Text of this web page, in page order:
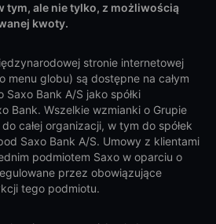
tym, ale nie tylko, z możliwością
kwoty.
stronie internetowej
menu globu) są dostępne na całym
Saxo Bank A/S jako spółki
Bank. Wszelkie wzmianki o Grupie
całej organizacji, w tym do spółek
Saxo Bank A/S. Umowy z klientami
podmiotem Saxo w oparciu o
przez obowiązujące
tego podmiotu.